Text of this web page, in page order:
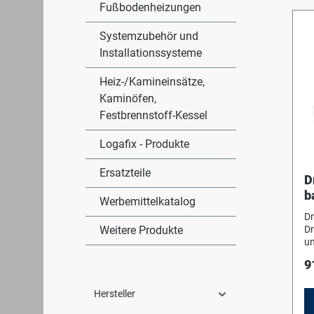
Fußbodenheizungen
Systemzubehör und
Installationssysteme
Heiz-/Kamineinsätze,
Kaminöfen,
Festbrennstoff-Kessel
Logafix - Produkte
Ersatzteile
Werbemittelkatalog
Weitere Produkte
Hersteller